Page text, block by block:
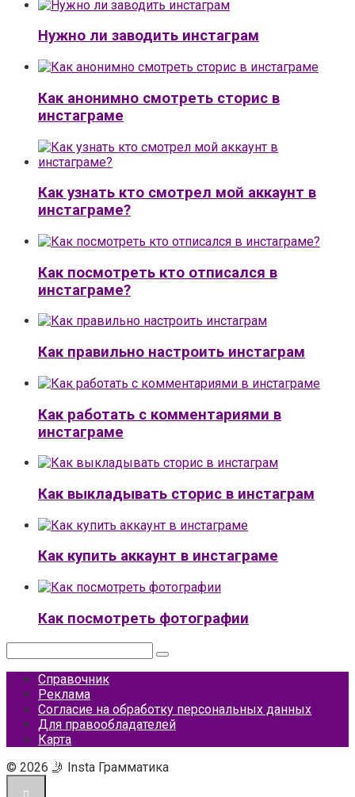
Нужно ли заводить инстаграм
Как анонимно смотреть сторис в
инстаграме
Как узнать кто смотрел мой аккаунт в
инстаграме?
Как посмотреть кто отписался в
инстаграме?
Как правильно настроить инстаграм
Как работать с комментариями в
инстаграме
Как выкладывать сторис в инстаграм
Как купить аккаунт в инстаграме
Как посмотреть фотографии
Справочник
Реклама
Согласие на обработку персональных данных
Для правообладателей
Карта
© 2026 🤳 Insta Грамматика